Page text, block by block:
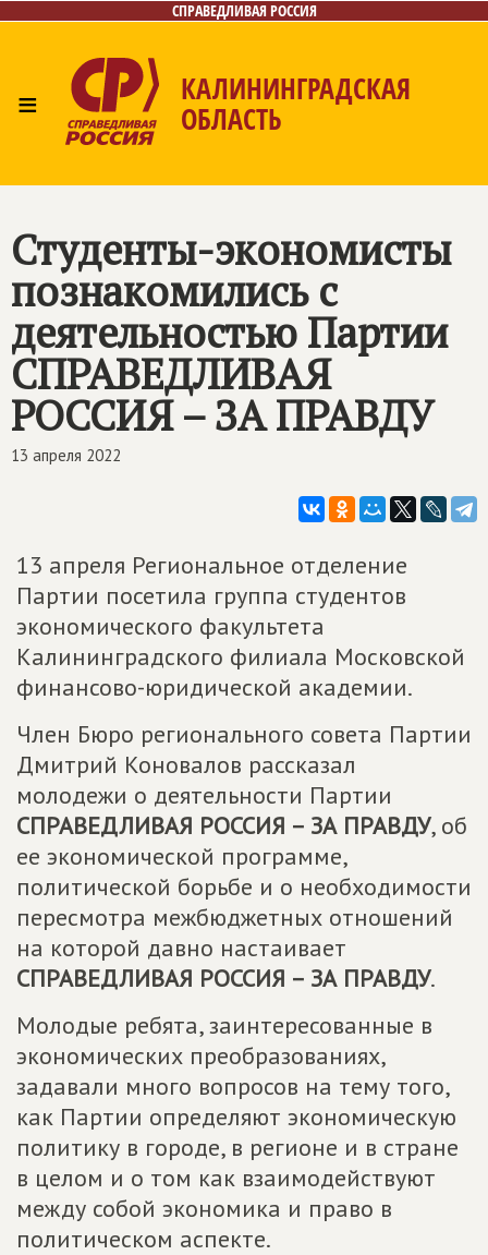
СПРАВЕДЛИВАЯ РОССИЯ
≡ КАЛИНИНГРАДСКАЯ
ОБЛАСТЬ
Студенты-экономисты
познакомились с
деятельностью Партии
СПРАВЕДЛИВАЯ
РОССИЯ – ЗА ПРАВДУ
13 апреля 2022
13 апреля Региональное отделение
Партии посетила группа студентов
экономического факультета
Калининградского филиала Московской
финансово-юридической академии.
Член Бюро регионального совета Партии
Дмитрий Коновалов рассказал
молодежи о деятельности Партии
СПРАВЕДЛИВАЯ РОССИЯ – ЗА ПРАВДУ, об
ее экономической программе,
политической борьбе и о необходимости
пересмотра межбюджетных отношений
на которой давно настаивает
СПРАВЕДЛИВАЯ РОССИЯ – ЗА ПРАВДУ.
Молодые ребята, заинтересованные в
экономических преобразованиях,
задавали много вопросов на тему того,
как Партии определяют экономическую
политику в городе, в регионе и в стране
в целом и о том как взаимодействуют
между собой экономика и право в
политическом аспекте.